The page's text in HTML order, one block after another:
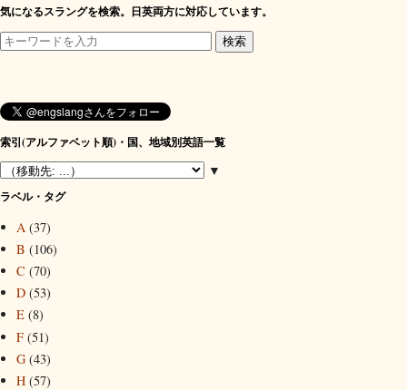
気になるスラングを検索。日英両方に対応しています。
索引(アルファベット順)・国、地域別英語一覧
▼
ラベル・タグ
A (37)
B (106)
C (70)
D (53)
E (8)
F (51)
G (43)
H (57)